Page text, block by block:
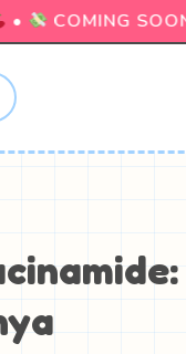
COMING SOON: